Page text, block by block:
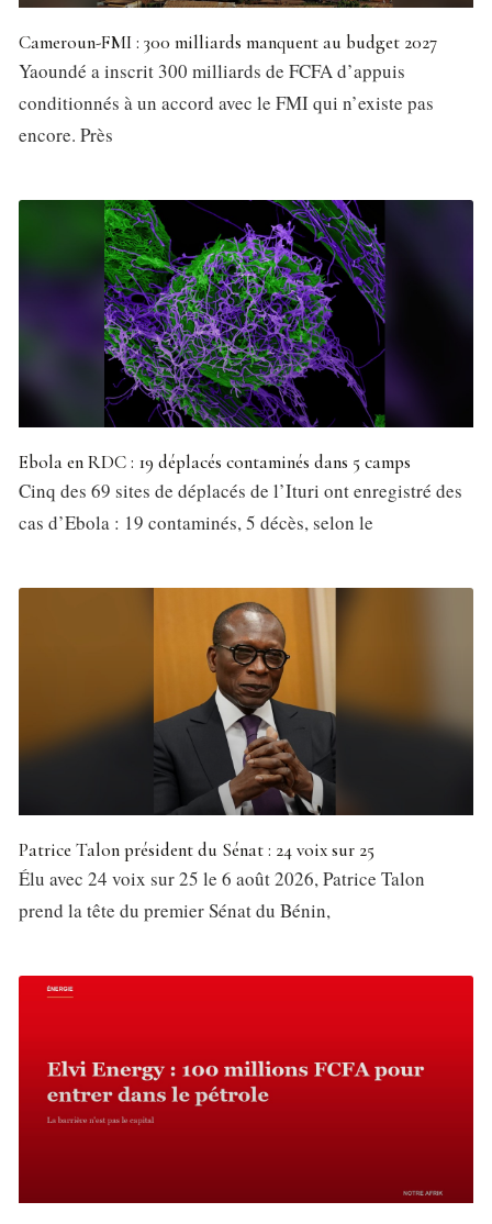
Cameroun-FMI : 300 milliards manquent au budget 2027
Yaoundé a inscrit 300 milliards de FCFA d’appuis
conditionnés à un accord avec le FMI qui n’existe pas
encore. Près
Ebola en RDC : 19 déplacés contaminés dans 5 camps
Cinq des 69 sites de déplacés de l’Ituri ont enregistré des
cas d’Ebola : 19 contaminés, 5 décès, selon le
Patrice Talon président du Sénat : 24 voix sur 25
Élu avec 24 voix sur 25 le 6 août 2026, Patrice Talon
prend la tête du premier Sénat du Bénin,